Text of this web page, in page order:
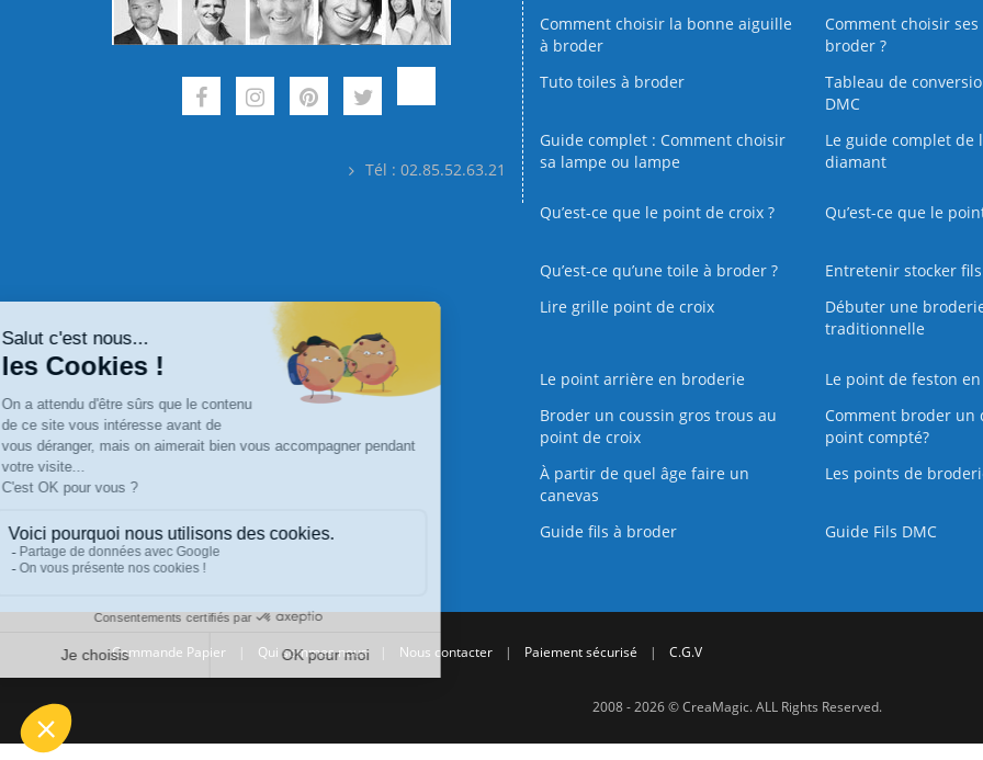
Tél : 02.85.52.63.21
Comment choisir la bonne aiguille
à broder
Comment choisir ses
broder ?
Tuto toiles à broder
Tableau de
DMC
Guide complet : Comment choisir
sa lampe ou lampe
Le guide complet de
diamant
Qu’est-ce que le point de croix ? Qu’est-ce que le
Qu’est‑ce qu’une toile à broder ?
Entretenir stocker
Lire grille point de croix
Débuter une
traditionnelle
Le point arrière en broderie
Le point de feston
Broder un coussin gros trous au
point de croix
Comment broder un
point compté?
À partir de quel âge faire un
canevas
Les points de
Guide fils à broder Guide Fils DMC
Commande Papier Qui sommes nous Nous contacter | Paiement sécurisé | C.G.V
2008 - 2026 © CreaMagic. ALL Rights Reserved.